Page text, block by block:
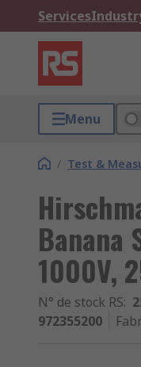
Services
Menu
/ Test &
Banana
1000V,
N° de stock RS:
972355200